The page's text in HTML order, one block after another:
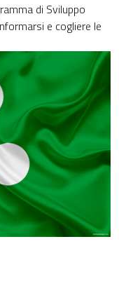
di Sviluppo
e cogliere le